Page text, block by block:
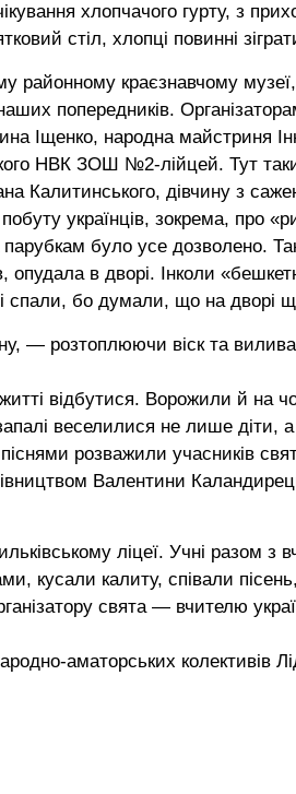
хлопчачого гурту, з
стіл, хлопці повинні
районному краєзнавчому музеї,
попередників.
Іщенко, народна майстриня
НВК ЗОШ №2-лійцей. Тут
Калитинського, дівчину з
українців, зокрема, про
було усе дозволено.
опудала в дворі. Інколи
спали, бо думали, що на дворі
— розтоплюючи віск та
відбутися. Ворожили й на
веселилися не лише діти, а
розважили учасників
Валентини
ліцеї. Учні разом з
кусали калиту, співали
свята — вчителю
аматорських колективів